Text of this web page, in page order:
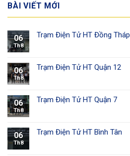
BÀI VIẾT MỚI
06
Th8
Trạm Điện Tử HT Đồng Tháp
06
Th8
Trạm Điện Tử HT Quận 12
06
Th8
Trạm Điện Tử HT Quận 7
06
Th8
Trạm Điện Tử HT Bình Tân